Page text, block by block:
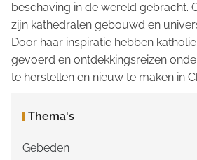
beschaving in de wereld gebracht.
zijn kathedralen gebouwd en
Door haar inspiratie hebben
gevoerd en ontdekkingsreizen
te herstellen en nieuw te maken in
Thema's
Gebeden